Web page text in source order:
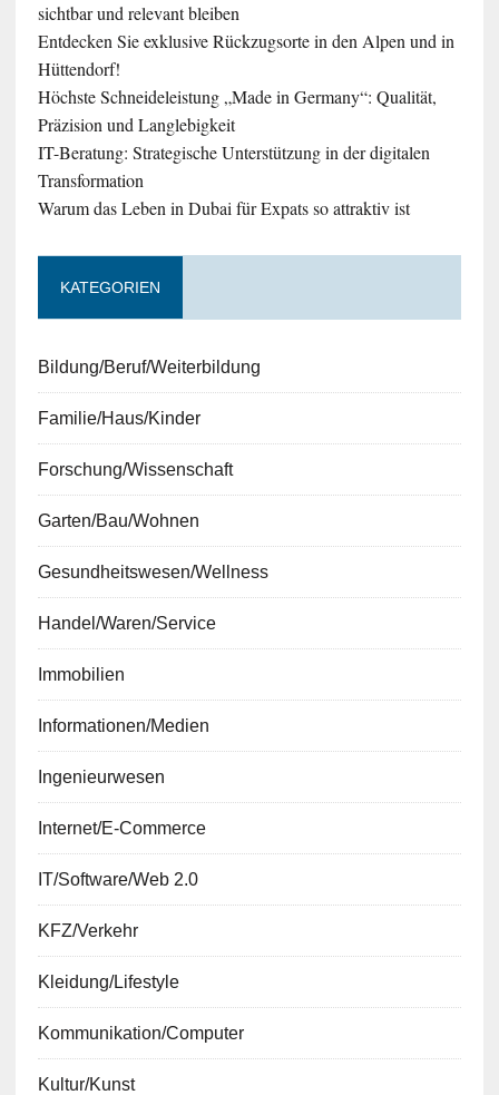
sichtbar und relevant bleiben
Entdecken Sie exklusive Rückzugsorte in den Alpen und in
Hüttendorf!
Höchste Schneideleistung „Made in Germany“: Qualität,
Präzision und Langlebigkeit
IT-Beratung: Strategische Unterstützung in der digitalen
Transformation
Warum das Leben in Dubai für Expats so attraktiv ist
KATEGORIEN
Bildung/Beruf/Weiterbildung
Familie/Haus/Kinder
Forschung/Wissenschaft
Garten/Bau/Wohnen
Gesundheitswesen/Wellness
Handel/Waren/Service
Immobilien
Informationen/Medien
Ingenieurwesen
Internet/E-Commerce
IT/Software/Web 2.0
KFZ/Verkehr
Kleidung/Lifestyle
Kommunikation/Computer
Kultur/Kunst